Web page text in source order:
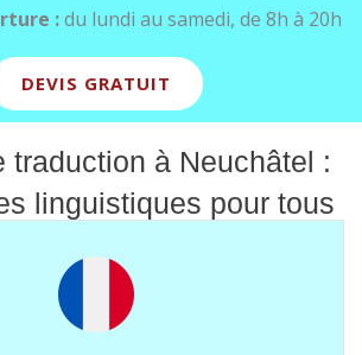
:du lundi au samedi, de 8h à 20h
DEVIS GRATUIT
traduction à Neuchâtel :
linguistiques pour tous